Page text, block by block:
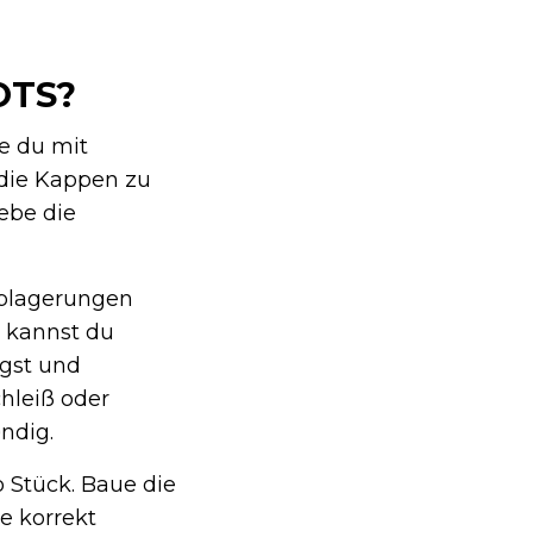
du mit
Kappen zu
die
kannst du
und
oder
Baue die
korrekt